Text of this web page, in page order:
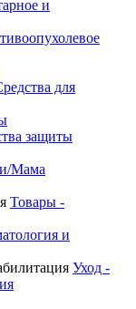
и
для
защиты
Мама
Товары -
и
Уход -